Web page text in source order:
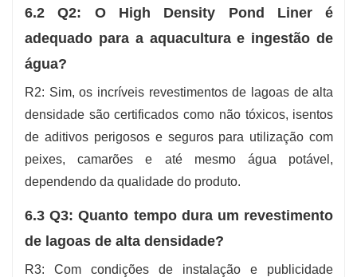
6.2 Q2: O High Density Pond Liner é
adequado para a aquacultura e ingestão de
água?
R2: Sim, os incríveis revestimentos de lagoas de alta
densidade são certificados como não tóxicos, isentos
de aditivos perigosos e seguros para utilização com
peixes, camarões e até mesmo água potável,
dependendo da qualidade do produto.
6.3 Q3: Quanto tempo dura um revestimento
de lagoas de alta densidade?
R3: Com condições de instalação e publicidade